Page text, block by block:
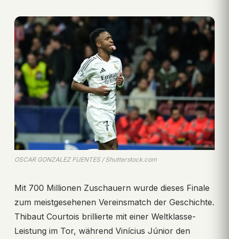
OSCAR GONZALEZ FUENTES / Shutterstock.com
Mit 700 Millionen Zuschauern wurde dieses Finale
zum meistgesehenen Vereinsmatch der Geschichte.
Thibaut Courtois brillierte mit einer Weltklasse-
Leistung im Tor, während Vinícius Júnior den